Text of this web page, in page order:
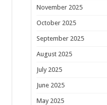
November 2025
October 2025
September 2025
August 2025
July 2025
June 2025
May 2025